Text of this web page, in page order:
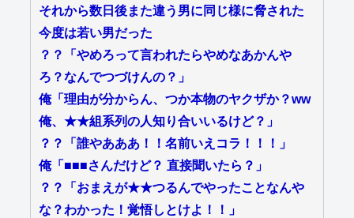
それから数日後また違う男に同じ様に脅された
今度は若い男だった
？？「やめろって言われたらやめなあかんや
ろ？なんでつづけんの？」
俺「理由が分からん、つか本物のヤクザか？ww
俺、★★組系列の人知り合いいるけど？」
？？「誰やあああ！！名前いえコラ！！！」
俺「■■■さんだけど？ 直接聞いたら？」
？？「おまえが★★つるんでやったことなんや
な？わかった！覚悟しとけよ！！」